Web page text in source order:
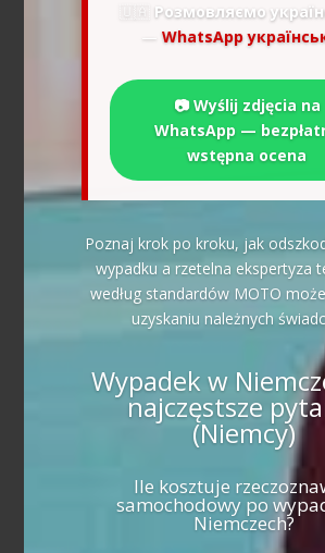
🇺🇦 Розмовляємо
— WhatsApp
📷 Wyślij zdjęcia na
WhatsApp —
wstępna ocena
Poznaj krok po kroku, jak
wypadku a rzetelna ekspertyza
według standardów MOTO
uzyskaniu należnych
Wypadek w
najczęstsze
(Niemcy)
Ile kosztuje
samochodowy po
Niemczech?